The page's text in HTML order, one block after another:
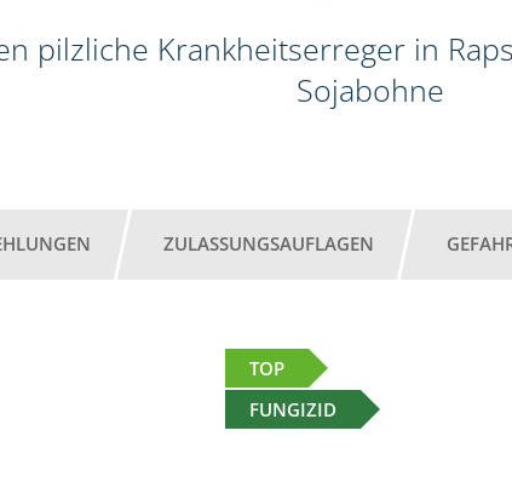
pilzliche Krankheitserreger in
Sojabohne
ZULASSUNGSAUFLAGEN
TOP
FUNGIZID